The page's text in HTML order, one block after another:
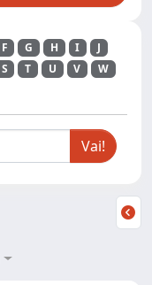
F G H I
J
S T U V
W